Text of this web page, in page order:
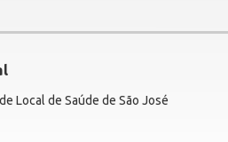
Local de Saúde de São José